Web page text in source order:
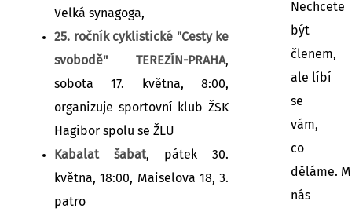
Velká synagoga,
25. ročník cyklistické "Cesty ke
svobodě" TEREZÍN-PRAHA,
sobota 17. května, 8:00,
organizuje sportovní klub ŽSK
Hagibor spolu se ŽLU
Kabalat šabat, pátek 30.
května, 18:00, Maiselova 18, 3.
patro
Nechcete
být
členem,
ale líbí
se
vám,
co
děláme.
nás